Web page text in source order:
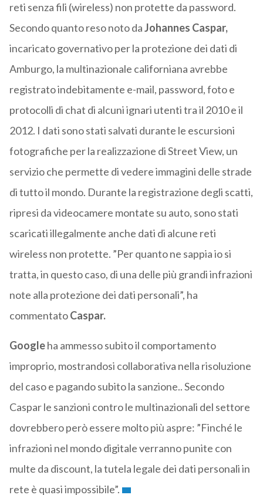
reti senza fili (wireless) non protette da password.
Secondo quanto reso noto daJohannes Caspar,
incaricato governativo per la protezione dei dati di
Amburgo, la multinazionale californiana avrebbe
registrato indebitamente e-mail, password, foto e
protocolli di chat di alcuni ignari utenti tra il 2010 e il
2012. I dati sono stati salvati durante le escursioni
fotografiche per la realizzazione di Street View, un
servizio che permette di vedere immagini delle strade
di tutto il mondo. Durante la registrazione degli scatti,
ripresi da videocamere montate su auto, sono stati
scaricati illegalmente anche dati di alcune reti
wireless non protette. ”Per quanto ne sappia io si
tratta, in questo caso, di una delle più grandi infrazioni
note alla protezione dei dati personali”, ha
commentatoCaspar.
Googleha ammesso subito il comportamento
improprio, mostrandosi collaborativa nella risoluzione
del caso e pagando subito la sanzione.. Secondo
Caspar le sanzioni contro le multinazionali del settore
dovrebbero però essere molto più aspre: ”Finché le
infrazioni nel mondo digitale verranno punite con
multe da discount, la tutela legale dei dati personali in
rete è quasi impossibile”.